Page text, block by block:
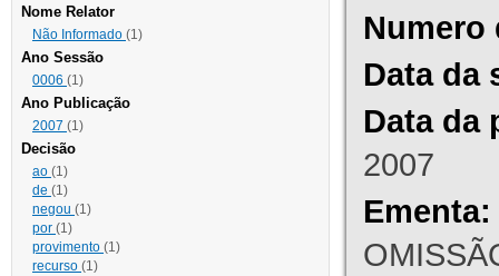
Nome Relator
Não Informado (1)
Ano Sessão
0006 (1)
Ano Publicação
2007 (1)
Decisão
ao (1)
de (1)
negou (1)
por (1)
provimento (1)
recurso (1)
Numero
Data da
Data da
2007
Ementa: